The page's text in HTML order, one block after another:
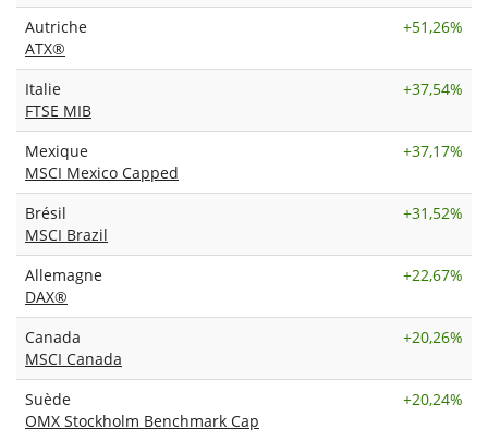
Autriche
ATX®
+51,26%
Italie
FTSE MIB
+37,54%
Mexique
MSCI Mexico Capped
+37,17%
Brésil
MSCI Brazil
+31,52%
Allemagne
DAX®
+22,67%
Canada
MSCI Canada
+20,26%
Suède
OMX Stockholm Benchmark Cap
+20,24%